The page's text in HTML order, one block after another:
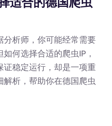
分析师，你可能经常需要
何选择合适的爬虫IP，
证稳定运行，却是一项重
析，帮助你在德国爬虫